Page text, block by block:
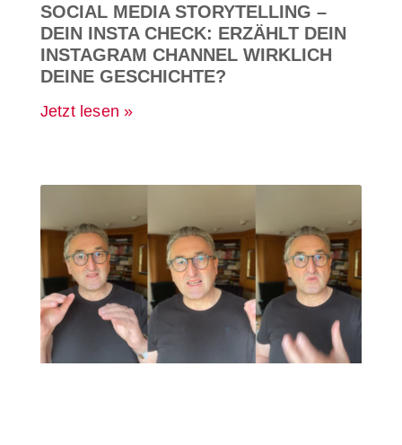
SOCIAL MEDIA STORYTELLING –
DEIN INSTA CHECK: ERZÄHLT DEIN
INSTAGRAM CHANNEL WIRKLICH
DEINE GESCHICHTE?
Jetzt lesen »